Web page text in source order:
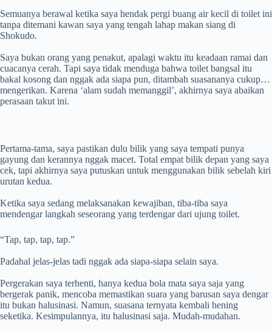
Semuanya berawal ketika saya hendak pergi buang air kecil di toilet ini
tanpa ditemani kawan saya yang tengah lahap makan siang di
Shokudo.
Saya bukan orang yang penakut, apalagi waktu itu keadaan ramai dan
cuacanya cerah. Tapi saya tidak menduga bahwa toilet bangsal itu
bakal kosong dan nggak ada siapa pun, ditambah suasananya cukup…
mengerikan. Karena ‘alam sudah memanggil’, akhirnya saya abaikan
perasaan takut ini.
Pertama-tama, saya pastikan dulu bilik yang saya tempati punya
gayung dan kerannya nggak macet. Total empat bilik depan yang saya
cek, tapi akhirnya saya putuskan untuk menggunakan bilik sebelah kiri
urutan kedua.
Ketika saya sedang melaksanakan kewajiban, tiba-tiba saya
mendengar langkah seseorang yang terdengar dari ujung toilet.
“Tap, tap, tap, tap.”
Padahal jelas-jelas tadi nggak ada siapa-siapa selain saya.
Pergerakan saya terhenti, hanya kedua bola mata saya saja yang
bergerak panik, mencoba memastikan suara yang barusan saya dengar
itu bukan halusinasi. Namun, suasana ternyata kembali hening
seketika. Kesimpulannya, itu halusinasi saja. Mudah-mudahan.